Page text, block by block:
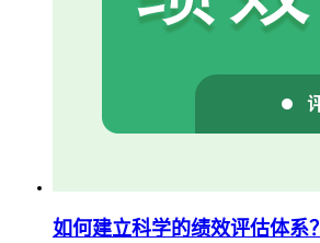
如何建立科学的绩效评估体系？